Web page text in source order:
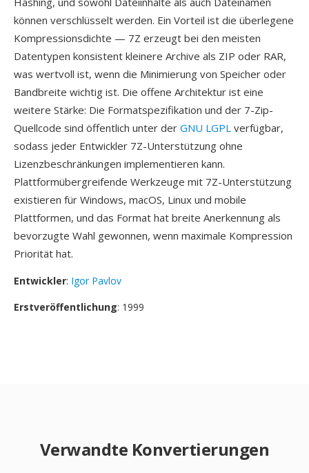
können verschlüsselt werden. Ein Vorteil ist die überlegene
Kompressionsdichte — 7Z erzeugt bei den meisten
Datentypen konsistent kleinere Archive als ZIP oder RAR,
was wertvoll ist, wenn die Minimierung von Speicher oder
Bandbreite wichtig ist. Die offene Architektur ist eine
weitere Stärke: Die Formatspezifikation und der 7-Zip-
Quellcode sind öffentlich unter der GNU LGPL verfügbar,
sodass jeder Entwickler 7Z-Unterstützung ohne
Lizenzbeschränkungen implementieren kann.
Plattformübergreifende Werkzeuge mit 7Z-Unterstützung
existieren für Windows, macOS, Linux und mobile
Plattformen, und das Format hat breite Anerkennung als
bevorzugte Wahl gewonnen, wenn maximale Kompression
Priorität hat.
Entwickler: Igor Pavlov
Erstveröffentlichung: 1999
Verwandte Konvertierungen